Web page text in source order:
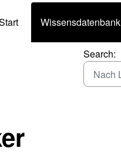
Wissensdatenbank
Search: